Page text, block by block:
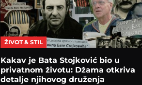
ŽIVOT & STIL
Kakav je Bata Stojković bio u
privatnom životu: Džama otkriva
detalje njihovog druženja